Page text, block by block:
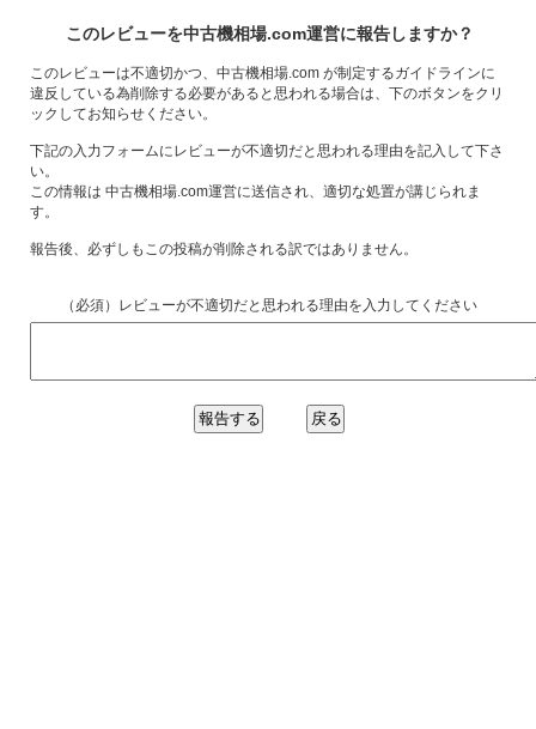
このレビューを中古機相場.com運営に報告しますか？
このレビューは不適切かつ、中古機相場.com が制定するガイドラインに
違反している為削除する必要があると思われる場合は、下のボタンをクリ
ックしてお知らせください。
下記の入力フォームにレビューが不適切だと思われる理由を記入して下さ
い。
この情報は 中古機相場.com運営に送信され、適切な処置が講じられま
す。
報告後、必ずしもこの投稿が削除される訳ではありません。
（必須）レビューが不適切だと思われる理由を入力してください